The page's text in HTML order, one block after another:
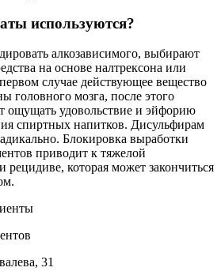
используются?
алкозависимого, выбирают
на основе налтрексона или
случае действующее вещество
головного мозга, после этого
ощущать удовольствие и эйфорию
спиртных напитков. Дисульфирам
Блокировка выработки
приводит к тяжелой
рецидиве, которая может закончиться
31